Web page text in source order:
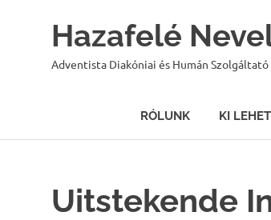
Hazafelé
Adventista Diakóniai és Humán
RÓLUNK KI
Uitstekende